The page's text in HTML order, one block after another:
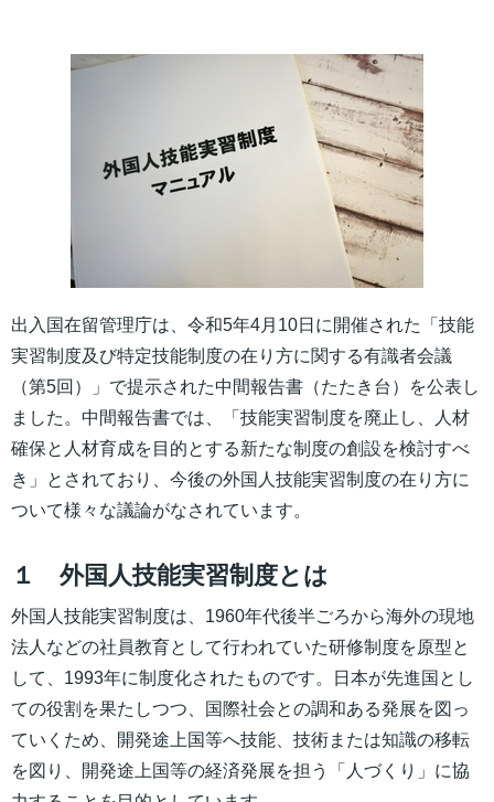
出入国在留管理庁は、令和5年4月10日に開催された「技能
実習制度及び特定技能制度の在り方に関する有識者会議
（第5回）」で提示された中間報告書（たたき台）を公表し
ました。中間報告書では、「技能実習制度を廃止し、人材
確保と人材育成を目的とする新たな制度の創設を検討すべ
き」とされており、今後の外国人技能実習制度の在り方に
ついて様々な議論がなされています。
１ 外国人技能実習制度とは
外国人技能実習制度は、1960年代後半ごろから海外の現地
法人などの社員教育として行われていた研修制度を原型と
して、1993年に制度化されたものです。日本が先進国とし
ての役割を果たしつつ、国際社会との調和ある発展を図っ
ていくため、開発途上国等へ技能、技術または知識の移転
を図り、開発途上国等の経済発展を担う「人づくり」に協